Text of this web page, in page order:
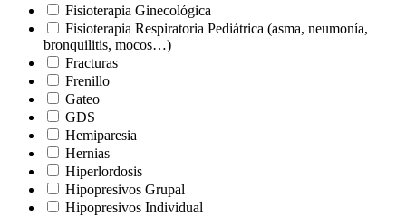
Fisioterapia Ginecológica
Fisioterapia Respiratoria Pediátrica (asma, neumonía,
bronquilitis, mocos…)
Fracturas
Frenillo
Gateo
GDS
Hemiparesia
Hernias
Hiperlordosis
Hipopresivos Grupal
Hipopresivos Individual